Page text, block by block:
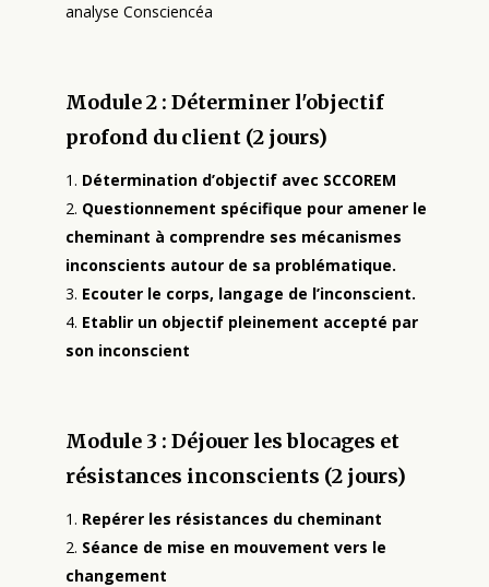
analyse Consciencéa
Module 2 : Déterminer l'objectif
profond du client (2 jours)
Détermination d’objectif avec SCCOREM
Questionnement spécifique pour amener le
cheminant à comprendre ses mécanismes
inconscients autour de sa problématique.
Ecouter le corps, langage de l’inconscient.
Etablir un objectif pleinement accepté par
son inconscient
Module 3 : Déjouer les blocages et
résistances inconscients (2 jours)
Repérer les résistances du cheminant
Séance de mise en mouvement vers le
changement